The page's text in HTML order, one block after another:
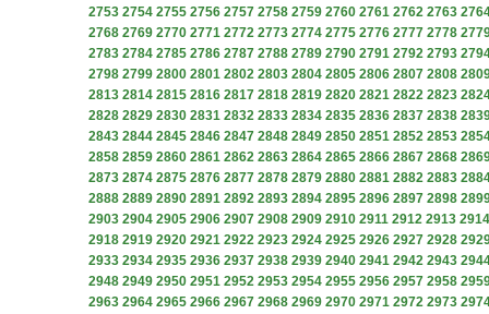
2753 2754 2755 2756 2757 2758 2759 2760 2761 2762 2763
2768 2769 2770 2771 2772 2773 2774 2775 2776 2777 2778
2783 2784 2785 2786 2787 2788 2789 2790 2791 2792 2793
2798 2799 2800 2801 2802 2803 2804 2805 2806 2807 2808
2813 2814 2815 2816 2817 2818 2819 2820 2821 2822 2823
2828 2829 2830 2831 2832 2833 2834 2835 2836 2837 2838
2843 2844 2845 2846 2847 2848 2849 2850 2851 2852 2853
2858 2859 2860 2861 2862 2863 2864 2865 2866 2867 2868
2873 2874 2875 2876 2877 2878 2879 2880 2881 2882 2883
2888 2889 2890 2891 2892 2893 2894 2895 2896 2897 2898
2903 2904 2905 2906 2907 2908 2909 2910 2911 2912 2913 2914
2918 2919 2920 2921 2922 2923 2924 2925 2926 2927 2928
2933 2934 2935 2936 2937 2938 2939 2940 2941 2942 2943
2948 2949 2950 2951 2952 2953 2954 2955 2956 2957 2958
2963 2964 2965 2966 2967 2968 2969 2970 2971 2972 2973